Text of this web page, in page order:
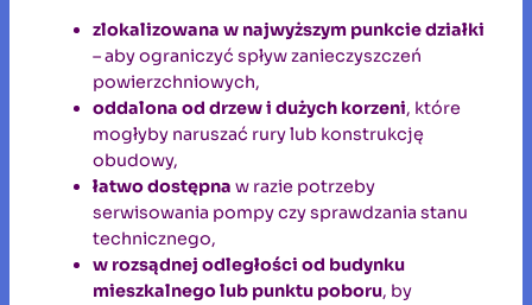
zlokalizowana w najwyższym punkcie działki
– aby ograniczyć spływ zanieczyszczeń
powierzchniowych,
oddalona od drzew i dużych korzeni, które
mogłyby naruszać rury lub konstrukcję
obudowy,
łatwo dostępna w razie potrzeby
serwisowania pompy czy sprawdzania stanu
technicznego,
w rozsądnej odległości od budynku
mieszkalnego lub punktu poboru, by